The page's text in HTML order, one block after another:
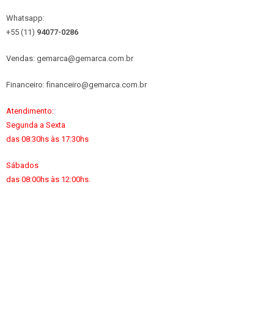
Whatsapp:
+55 (11) 94077-0286
Vendas: gemarca@gemarca.com.br
Financeiro: financeiro@gemarca.com.br
Atendimento:
Segunda a Sexta
das 08:30hs às 17:30hs
Sábados
das 08:00hs às 12:00hs.